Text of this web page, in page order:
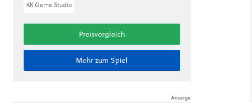
KK Game Studio
Preisvergleich
Mehr zum Spiel